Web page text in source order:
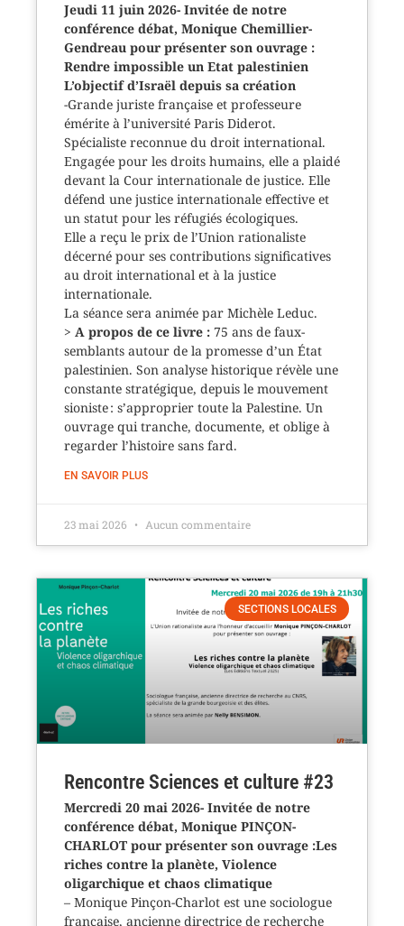
Jeudi 11 juin 2026- Invitée de notre
conférence débat, Monique Chemillier-
Gendreau pour présenter son ouvrage :
Rendre impossible un Etat palestinien
L’objectif d’Israël depuis sa création
-Grande juriste française et professeure
émérite à l’université Paris Diderot.
Spécialiste reconnue du droit international.
Engagée pour les droits humains, elle a plaidé
devant la Cour internationale de justice. Elle
défend une justice internationale effective et
un statut pour les réfugiés écologiques.
Elle a reçu le prix de l’Union rationaliste
décerné pour ses contributions significatives
au droit international et à la justice
internationale.
La séance sera animée par Michèle Leduc.
> A propos de ce livre : 75 ans de faux-
semblants autour de la promesse d’un État
palestinien. Son analyse historique révèle une
constante stratégique, depuis le mouvement
sioniste : s’approprier toute la Palestine. Un
ouvrage qui tranche, documente, et oblige à
regarder l’histoire sans fard.
EN SAVOIR PLUS
23 mai 2026 Aucun commentaire
SECTIONS LOCALES
Rencontre Sciences et culture #23
Mercredi 20 mai 2026- Invitée de notre
conférence débat, Monique PINÇON-
CHARLOT pour présenter son ouvrage :Les
riches contre la planète, Violence
oligarchique et chaos climatique
– Monique Pinçon-Charlot est une sociologue
française, ancienne directrice de recherche